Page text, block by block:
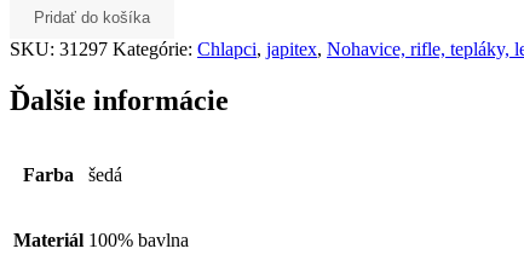
Pridať do košíka
SKU: 31297 Kategórie: Chlapci, japitex, Nohavice, rifle, tepláky,
Ďalšie informácie
Farba šedá
Materiál 100% bavlna